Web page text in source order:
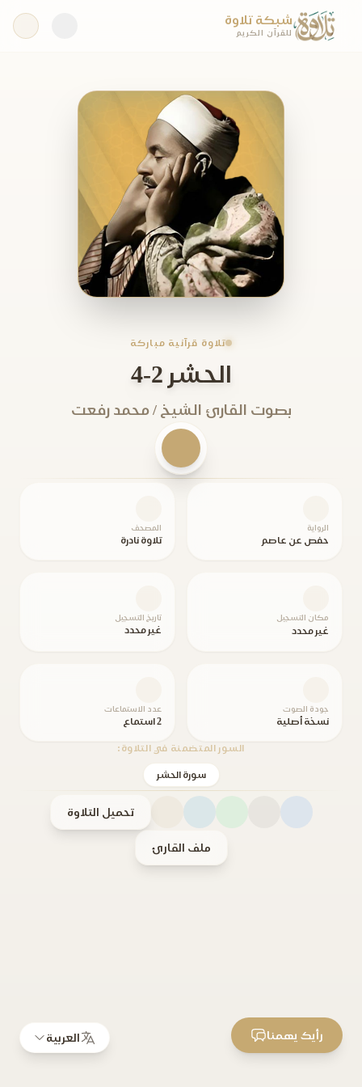
شبكة تلاوة
للقرآن الكريم
تلاوة قرآنية مباركة
الحشر 2-4
بصوت القارئ الشيخ / محمد رفعت
الرواية
حفص عن عاصم
المصحف
تلاوة نادرة
مكان التسجيل
غير محدد
تاريخ التسجيل
غير محدد
جودة الصوت
نسخة أصلية
عدد الاستماعات
2 استماع
السور المتضمنة في التلاوة:
سورة الحشر
تحميل التلاوة
ملف القارئ
العربية رأيك يهمنا